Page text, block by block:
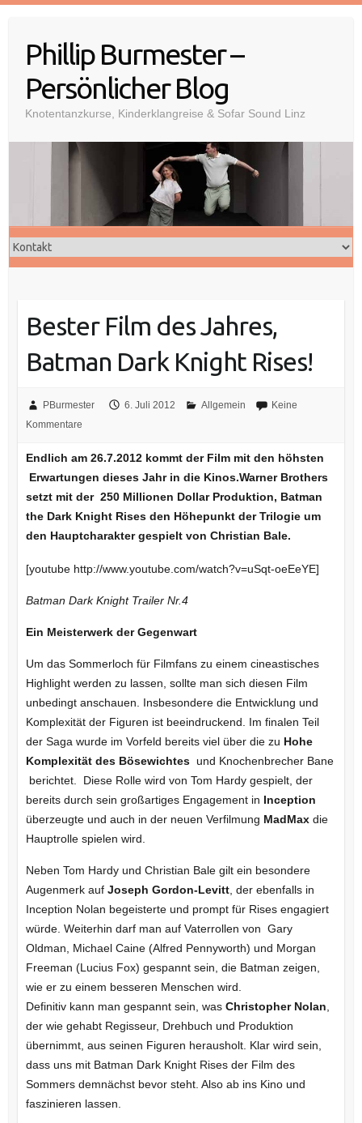
contentPhillip Burmester –
Persönlicher Blog
Knotentanzkurse, Kinderklangreise & Sofar Sound Linz
Bester Film des Jahres,
Batman Dark Knight Rises!
PBurmester 6. Juli 2012 Allgemein
Keine
Kommentare
Endlich am 26.7.2012 kommt der Film mit den höhsten
Erwartungen dieses Jahr in die Kinos.Warner Brothers
setzt mit der 250 Millionen Dollar Produktion, Batman
the Dark Knight Rises den Höhepunkt der Trilogie um
den Hauptcharakter gespielt von Christian Bale.
[youtube http://www.youtube.com/watch?v=uSqt-oeEeYE]
Batman Dark Knight Trailer Nr.4
Ein Meisterwerk der Gegenwart
Um das Sommerloch für Filmfans zu einem cineastisches
Highlight werden zu lassen, sollte man sich diesen Film
unbedingt anschauen. Insbesondere die Entwicklung und
Komplexität der Figuren ist beeindruckend. Im finalen Teil
der Saga wurde im Vorfeld bereits viel über die zu Hohe
Komplexität des Bösewichtesund Knochenbrecher Bane
berichtet. Diese Rolle wird von Tom Hardy gespielt, der
bereits durch sein großartiges Engagement in Inception
überzeugte und auch in der neuen Verfilmung MadMaxdie
Hauptrolle spielen wird.
Neben Tom Hardy und Christian Bale gilt ein besondere
Augenmerk auf Joseph Gordon-Levitt, der ebenfalls in
Inception Nolan begeisterte und prompt für Rises engagiert
würde. Weiterhin darf man auf Vaterrollen von Gary
Oldman, Michael Caine (Alfred Pennyworth) und Morgan
Freeman (Lucius Fox) gespannt sein, die Batman zeigen,
wie er zu einem besseren Menschen wird.
Definitiv kann man gespannt sein, was Christopher Nolan,
der wie gehabt Regisseur, Drehbuch und Produktion
übernimmt, aus seinen Figuren herausholt. Klar wird sein,
dass uns mit Batman Dark Knight Rises der Film des
Sommers demnächst bevor steht. Also ab ins Kino und
faszinieren lassen.